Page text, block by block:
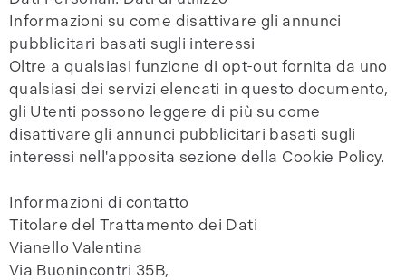
Informazioni su come disattivare gli annunci
pubblicitari basati sugli interessi
Oltre a qualsiasi funzione di opt-out fornita da uno
qualsiasi dei servizi elencati in questo documento,
gli Utenti possono leggere di più su come
disattivare gli annunci pubblicitari basati sugli
interessi nell'apposita sezione della Cookie Policy.
Informazioni di contatto
Titolare del Trattamento dei Dati
Vianello Valentina
Via Buonincontri 35B,